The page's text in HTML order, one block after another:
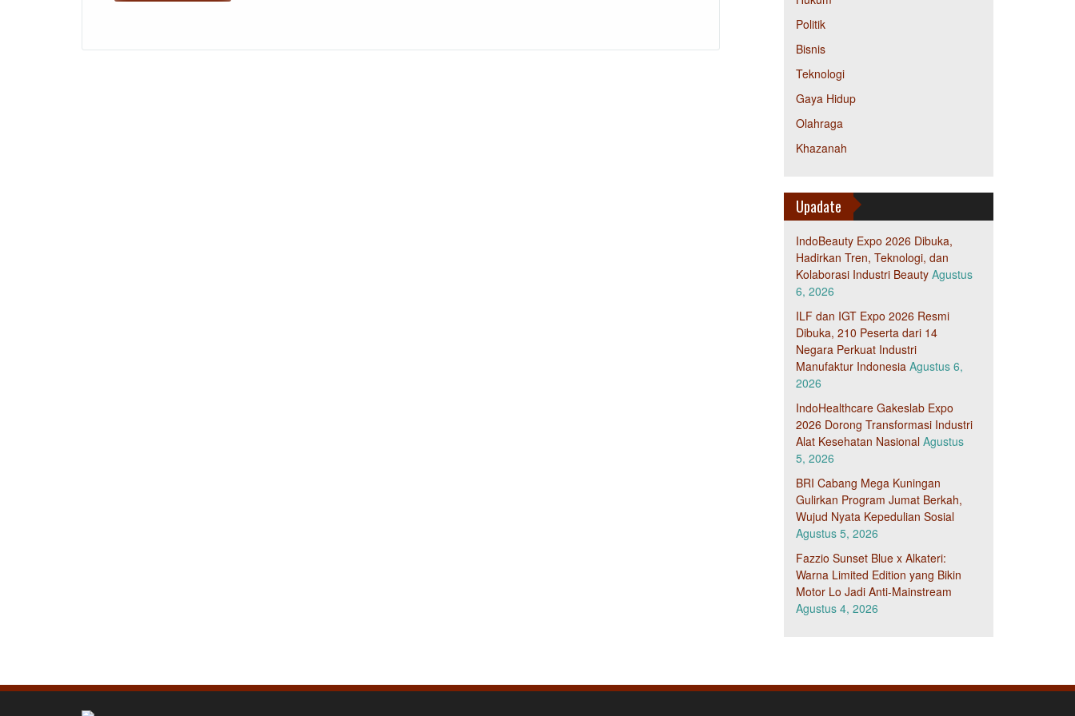
Politik
Bisnis
Teknologi
Gaya Hidup
Olahraga
Khazanah
Upadate
IndoBeauty Expo 2026 Dibuka,
Hadirkan Tren, Teknologi, dan
Kolaborasi Industri Beauty Agustus
6, 2026
ILF dan IGT Expo 2026 Resmi
Dibuka, 210 Peserta dari 14
Negara Perkuat Industri
Manufaktur Indonesia Agustus 6,
2026
IndoHealthcare Gakeslab Expo
2026 Dorong Transformasi Industri
Alat Kesehatan Nasional Agustus
5, 2026
BRI Cabang Mega Kuningan
Gulirkan Program Jumat Berkah,
Wujud Nyata Kepedulian Sosial
Agustus 5, 2026
Fazzio Sunset Blue x Alkateri:
Warna Limited Edition yang Bikin
Motor Lo Jadi Anti-Mainstream
Agustus 4, 2026